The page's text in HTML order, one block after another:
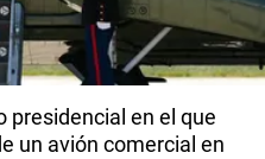
presidencial en el que
un avión comercial en